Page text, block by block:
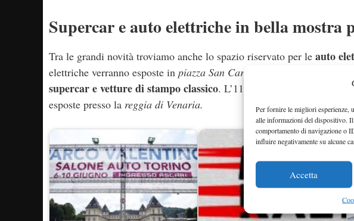
Per fornire le migliori esperienze,
alle informazioni del dispositivo. Il
comportamento di navigazione o
influire negativamente su alcune
Accetta
Supercar e auto elettriche in bella mostra
Tra le grandi novità troviamo anche lo spazio riservato per le auto
elettriche verranno esposte in piazza San Carlo
supercar e vetture di stampo classico. L’11 giugno sarà la volta
esposte presso la reggia di Venaria.